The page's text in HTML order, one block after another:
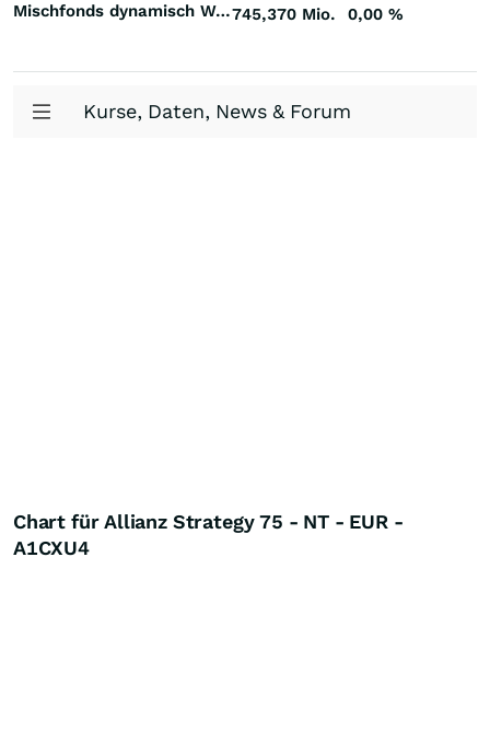
Mischfonds dynamisch Welt745,370 Mio. 0,00 %
Kurse, Daten, News & Forum
Chart für Allianz Strategy 75 - NT - EUR -
A1CXU4